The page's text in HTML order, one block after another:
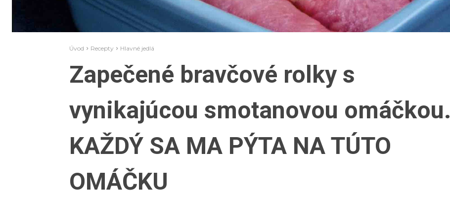
Úvod Recepty Hlavné jedlá
Zapečené bravčové rolky s
vynikajúcou smotanovou omáčkou.
KAŽDÝ SA MA PÝTA NA TÚTO
OMÁČKU